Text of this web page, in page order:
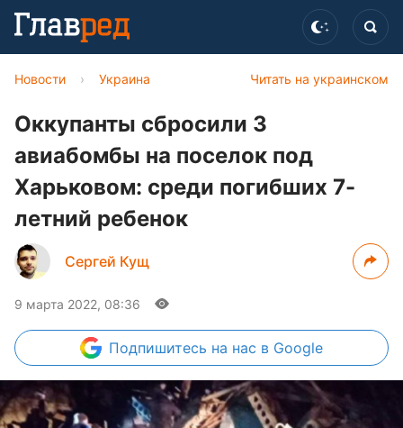
Читать на украинском
Новости › Украина
Оккупанты сбросили 3
авиабомбы на поселок под
Харьковом: среди погибших 7-
летний ребенок
Сергей Кущ
9 марта 2022, 08:36
Подпишитесь на нас в Google